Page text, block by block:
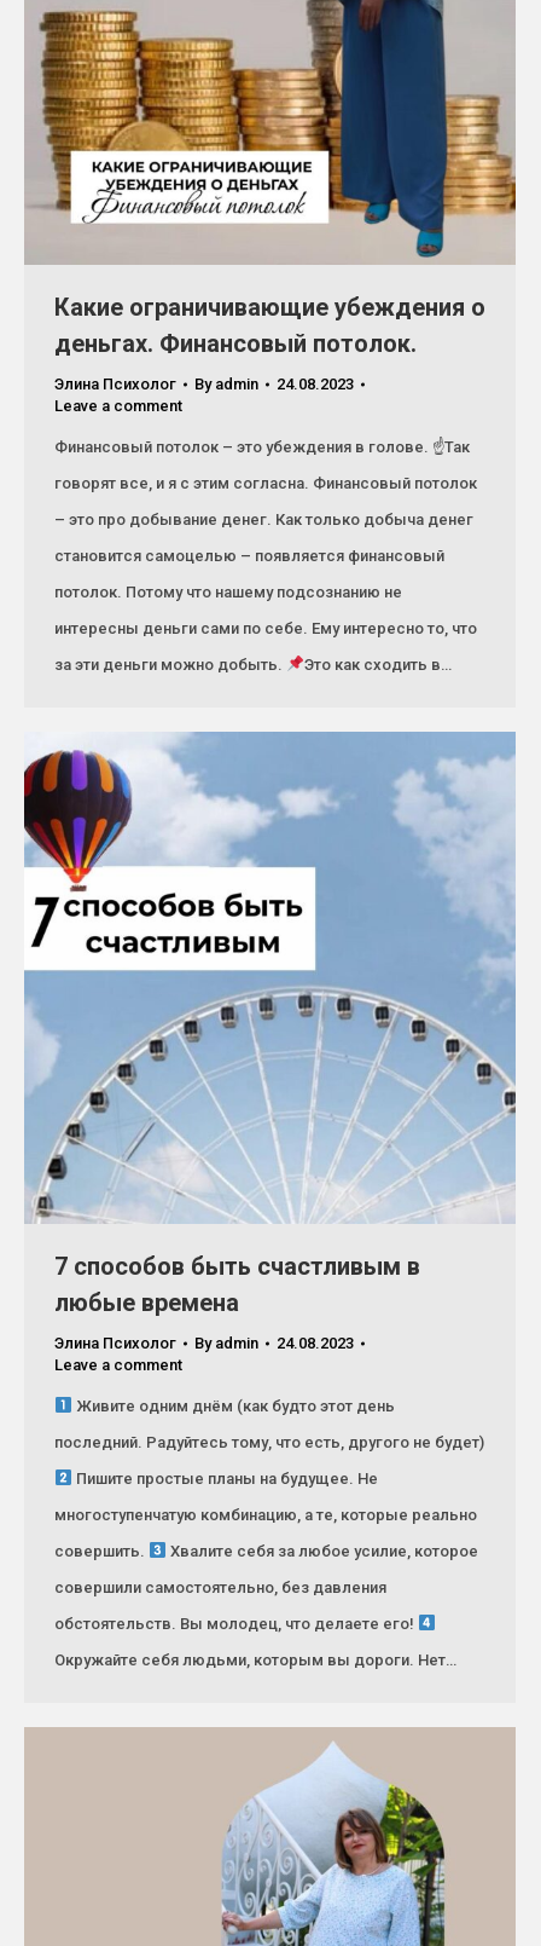
Какие ограничивающие убеждения о
деньгах. Финансовый потолок.
Элина Психолог By admin
24.08.2023
Leave a comment
Финансовый потолок – это убеждения в голове. ☝Так
говорят все, и я с этим согласна. Финансовый потолок
– это про добывание денег. Как только добыча денег
становится самоцелью – появляется финансовый
потолок. Потому что нашему подсознанию не
интересны деньги сами по себе. Ему интересно то, что
за эти деньги можно добыть.
Это как сходить в…
7 способов быть счастливым в
любые времена
Элина Психолог By admin
24.08.2023
Leave a comment
Живите одним днём (как будто этот день
последний. Радуйтесь тому, что есть, другого не будет)
Пишите простые планы на будущее. Не
многоступенчатую комбинацию, а те, которые реально
совершить.
Хвалите себя за любое усилие, которое
совершили самостоятельно, без давления
обстоятельств. Вы молодец, что делаете его!
Окружайте себя людьми, которым вы дороги. Нет…